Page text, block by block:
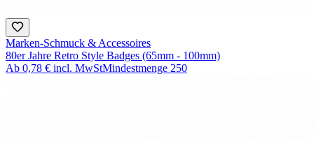
Marken-Schmuck & Accessoires
80er Jahre Retro Style Badges (65mm - 100mm)
Ab 0,78 € incl. MwStMindestmenge 250